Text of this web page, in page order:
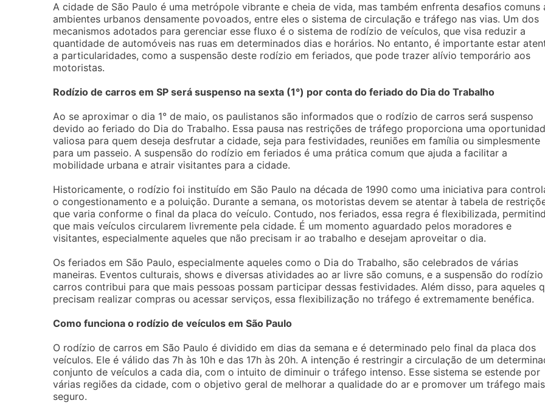
A cidade de São Paulo é uma metrópole vibrante e cheia de vida, mas também enfrenta desafios comuns
ambientes urbanos densamente povoados, entre eles o sistema de circulação e tráfego nas vias. Um dos
mecanismos adotados para gerenciar esse fluxo é o sistema de rodízio de veículos, que visa reduzir a
quantidade de automóveis nas ruas em determinados dias e horários. No entanto, é importante estar
a particularidades, como a suspensão deste rodízio em feriados, que pode trazer alívio temporário aos
motoristas.
Rodízio de carros em SP será suspenso na sexta (1°) por conta do feriado do Dia do Trabalho
Ao se aproximar o dia 1° de maio, os paulistanos são informados que o rodízio de carros será suspenso
devido ao feriado do Dia do Trabalho. Essa pausa nas restrições de tráfego proporciona uma
valiosa para quem deseja desfrutar a cidade, seja para festividades, reuniões em família ou simplesmente
para um passeio. A suspensão do rodízio em feriados é uma prática comum que ajuda a facilitar a
mobilidade urbana e atrair visitantes para a cidade.
Historicamente, o rodízio foi instituído em São Paulo na década de 1990 como uma iniciativa para
o congestionamento e a poluição. Durante a semana, os motoristas devem se atentar à tabela de
que varia conforme o final da placa do veículo. Contudo, nos feriados, essa regra é flexibilizada,
que mais veículos circularem livremente pela cidade. É um momento aguardado pelos moradores e
visitantes, especialmente aqueles que não precisam ir ao trabalho e desejam aproveitar o dia.
Os feriados em São Paulo, especialmente aqueles como o Dia do Trabalho, são celebrados de várias
maneiras. Eventos culturais, shows e diversas atividades ao ar livre são comuns, e a suspensão do
carros contribui para que mais pessoas possam participar dessas festividades. Além disso, para aqueles
precisam realizar compras ou acessar serviços, essa flexibilização no tráfego é extremamente benéfica.
Como funciona o rodízio de veículos em São Paulo
O rodízio de carros em São Paulo é dividido em dias da semana e é determinado pelo final da placa dos
veículos. Ele é válido das 7h às 10h e das 17h às 20h. A intenção é restringir a circulação de um
conjunto de veículos a cada dia, com o intuito de diminuir o tráfego intenso. Esse sistema se estende por
várias regiões da cidade, com o objetivo geral de melhorar a qualidade do ar e promover um tráfego mais
seguro.